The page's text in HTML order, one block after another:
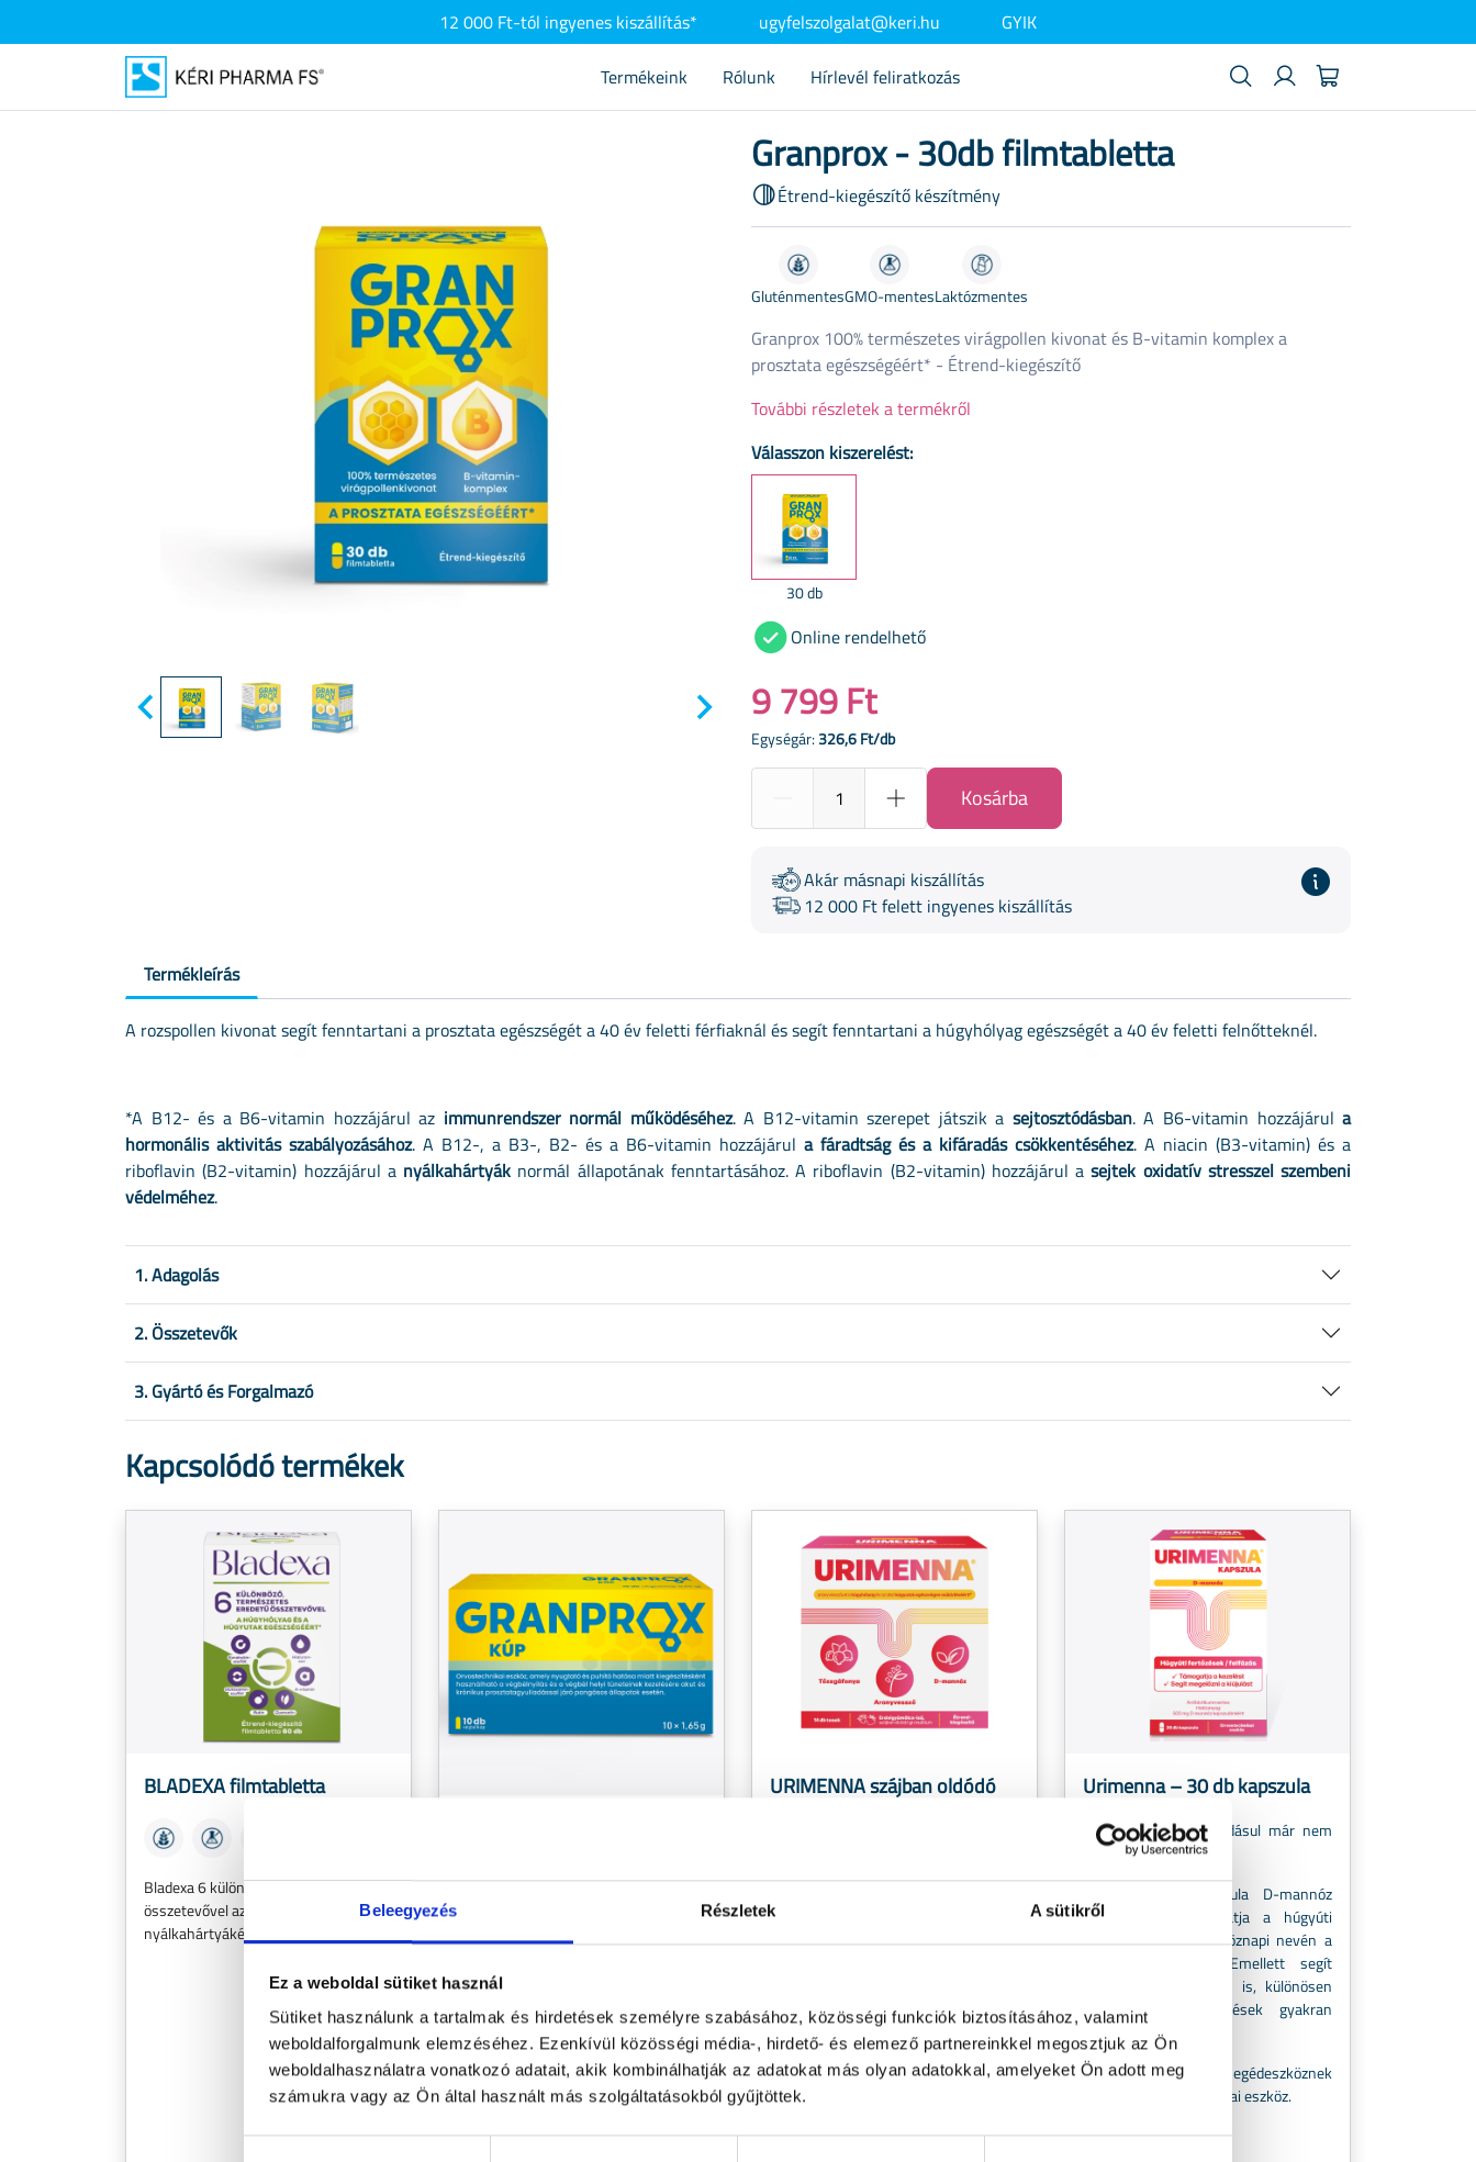
Beleegyezés Részletek A sütikről
Ez a weboldal sütiket használ
Sütiket használunk a tartalmak és hirdetések személyre szabásához, közösségi funkciók biztosításához, valamint
weboldalforgalmunk elemzéséhez. Ezenkívül közösségi média-, hirdető- és elemező partnereinkkel megosztjuk az Ön
weboldalhasználatra vonatkozó adatait, akik kombinálhatják az adatokat más olyan adatokkal, amelyeket Ön adott meg
számukra vagy az Ön által használt más szolgáltatásokból gyűjtöttek.
12 000 Ft-tól ingyenes kiszállítás* ugyfelszolgalat@keri.hu GYIK
Termékeink Rólunk Hírlevél feliratkozás
Granprox - 30db filmtabletta
Étrend-kiegészítő készítmény
GluténmentesGMO-mentesLaktózmentes
Granprox 100% természetes virágpollen kivonat és B-vitamin komplex a
prosztata egészségéért* - Étrend-kiegészítő
További részletek a termékről
Válasszon kiszerelést:
30 db
Online rendelhető
9 799 Ft
Egységár:326,6 Ft/db
Kosárba
Akár másnapi kiszállítás
12 000 Ft felett ingyenes kiszállítás
Termékleírás
A rozspollen kivonat segít fenntartani a prosztata egészségét a 40 év feletti férfiaknál és segít fenntartani a húgyhólyag egészségét a 40 év feletti felnőtteknél.
*A B12- és a B6-vitamin hozzájárul az immunrendszer normál működéséhez. A B12-vitamin szerepet játszik a sejtosztódásban. A B6-vitamin hozzájárula
hormonális aktivitás szabályozásához. A B12-, a B3-, B2- és a B6-vitamin hozzájárul a fáradtság és a kifáradás csökkentéséhez. A niacin (B3-vitamin) és a
riboflavin (B2-vitamin) hozzájárul a nyálkahártyák normál állapotának fenntartásához. A riboflavin (B2-vitamin) hozzájárul asejtek oxidatív stresszel szembeni
védelméhez.
1. Adagolás
2. Összetevők
3. Gyártó és Forgalmazó
Kapcsolódó termékek
BLADEXA filmtabletta
Bladexa 6 különböző aktív
összetevővel az egészséges
nyálkahártyákért* - Étrend-kiegészítő
Megérkezett a Granprox kúp, ami
regenerál. Hatékony kiegészítő
kezelés akut és krónikus
prosztatagyulladásban szenvedőknek.
Gyógyászati segédeszköznek
minősülő orvostechnikai eszköz.
URIMENNA szájban oldódó
Tőzegáfonya és D-mannóz egyedülálló
kombinációja
*Azaranyvessző-kivonattámogatja a
húgyhólyag és az alsó húgyutak
egészséges működését, valamint
hozzájárul a húgyutak egészségének
Urimenna – 30 db kapszula
Felfázás gyötör? Ráadásul már nem
először?
Az Urimenna kapszula D-mannóz
hatónyagával támogatja a húgyúti
fertőzések vagy hétköznapi nevén a
felfázás kezelését. Emellett segít
annak megelőzésében is, különösen
akkor, ha a fertőzések gyakran
visszatérnek.
Gyógyászati segédeszköznek
minősülő orvostechnikai eszköz.